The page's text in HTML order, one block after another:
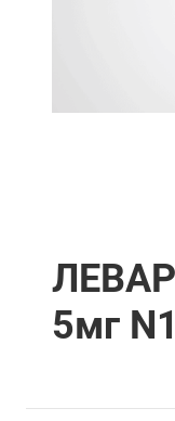
ЛЕВАР
5мг